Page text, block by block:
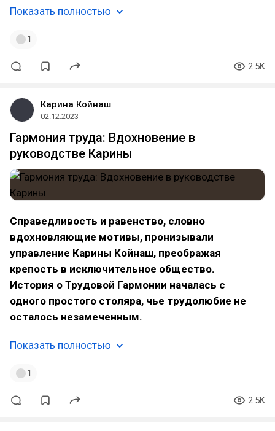
Показать полностью
1
2.5K
Карина Койнаш
02.12.2023
Гармония труда: Вдохновение в
руководстве Карины
Справедливость и равенство, словно
вдохновляющие мотивы, пронизывали
управление Карины Койнаш, преображая
крепость в исключительное общество.
История о Трудовой Гармонии началась с
одного простого столяра, чье трудолюбие не
осталось незамеченным.
Показать полностью
1
2.5K